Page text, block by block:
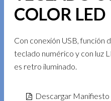
COLOR LED
Con conexión USB, función
teclado numérico y con luz
es retro iluminado.
Descargar Manifiesto